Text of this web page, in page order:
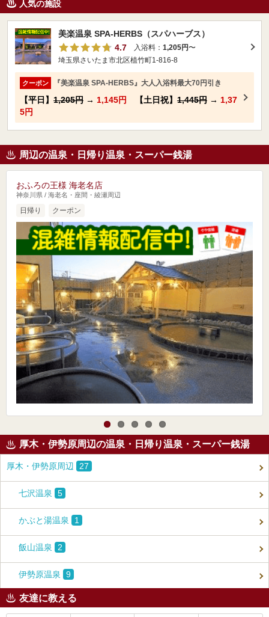
人気の施設
美楽温泉 SPA-HERBS（スパハーブス）
4.7
入浴料： 1,205円〜
埼玉県さいたま市北区植竹町1-816-8
クーポン 『美楽温泉 SPA-HERBS』大人入浴料最大70円引き
【平日】 1,205円 → 1,145円 【土日祝】 1,445円 → 1,37
5円
周辺の温泉・日帰り温泉・スーパー銭湯
おふろの王様 海老名店
神奈川県 / 海老名・座間・綾瀬周辺
日帰り クーポン
厚木・伊勢原周辺の温泉・日帰り温泉・スーパー銭湯
厚木・伊勢原周辺 27
七沢温泉 5
かぶと湯温泉 1
飯山温泉 2
伊勢原温泉 9
友達に教える